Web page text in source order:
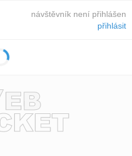
návštěvník není přihlášen
přihlásit